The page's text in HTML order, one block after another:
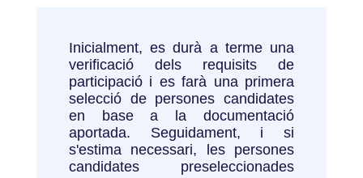
Inicialment, es durà a terme una
verificació dels requisits de
participació i es farà una primera
selecció de persones candidates
en base a la documentació
aportada. Seguidament, i si
s'estima necessari, les persones
candidates preseleccionades